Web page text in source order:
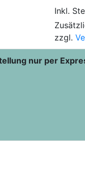
Inkl.
zzgl.
nur per